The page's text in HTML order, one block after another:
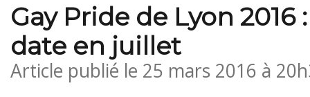
Gay Pride de Lyon 2016
date en juillet
Article publié le 25 mars 2016 à